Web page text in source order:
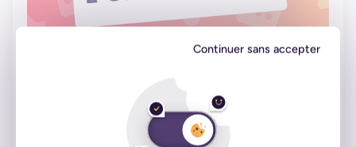
Continuer sans accepter